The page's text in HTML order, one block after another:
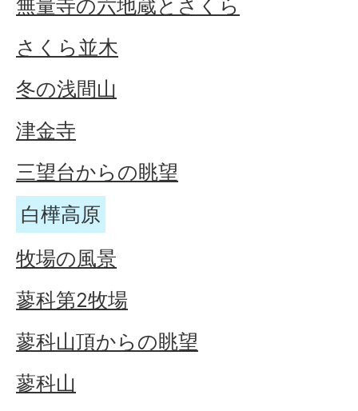
無量寺の六地蔵とさくら
さくら並木
冬の浅間山
津金寺
三望台からの眺望
白樺高原
牧場の風景
蓼科第2牧場
蓼科山頂からの眺望
蓼科山